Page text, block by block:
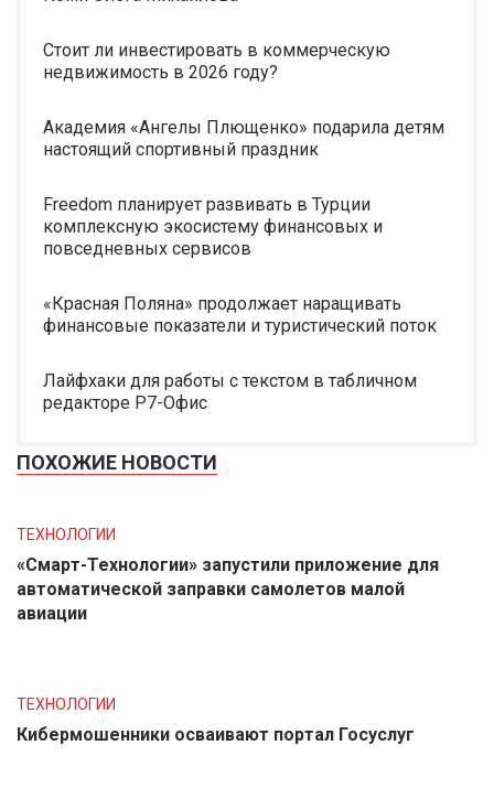
Стоит ли инвестировать в коммерческую
недвижимость в 2026 году?
Академия «Ангелы Плющенко» подарила детям
настоящий спортивный праздник
Freedom планирует развивать в Турции
комплексную экосистему финансовых и
повседневных сервисов
«Красная Поляна» продолжает наращивать
финансовые показатели и туристический поток
Лайфхаки для работы с текстом в табличном
редакторе Р7-Офис
ПОХОЖИЕ НОВОСТИ
ТЕХНОЛОГИИ
«Смарт-Технологии» запустили приложение для
автоматической заправки самолетов малой
авиации
ТЕХНОЛОГИИ
Кибермошенники осваивают портал Госуслуг